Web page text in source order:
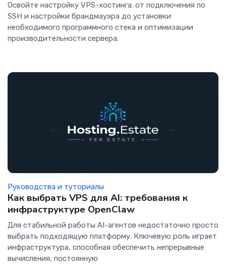
Освойте настройку VPS-хостинга: от подключения по
SSH и настройки брандмауэра до установки
необходимого программного стека и оптимизации
производительности сервера.
Руководства и туториалы
Как выбрать VPS для AI: требования к
инфраструктуре OpenClaw
Для стабильной работы AI-агентов недостаточно просто
выбрать подходящую платформу. Ключевую роль играет
инфраструктура, способная обеспечить непрерывные
вычисления, постоянную